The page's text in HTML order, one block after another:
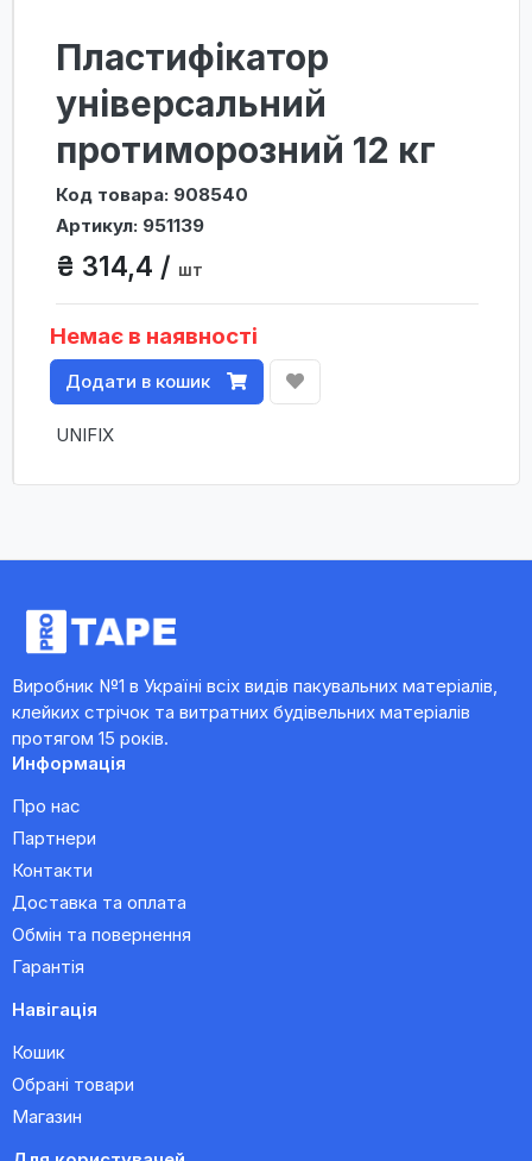
Пластифікатор
універсальний
протиморозний 12 кг
Код товара: 908540
Артикул: 951139
₴ 314,4 / шт
Немає в наявності
Додати в кошик
UNIFIX
Виробник №1 в Україні всіх видів пакувальних матеріалів,
клейких стрічок та витратних будівельних матеріалів
протягом 15 років.
Информація
Про нас
Партнери
Контакти
Доставка та оплата
Обмін та повернення
Гарантія
Навігація
Кошик
Обрані товари
Магазин